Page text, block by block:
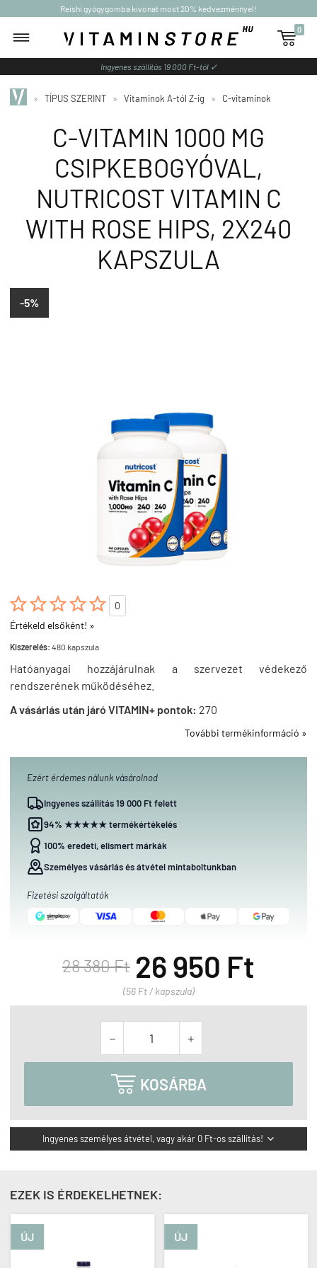
Reishi gyógygomba kivonat most 20% kedvezménnyel!

0
Ingyenes szállítás 19 000 Ft-tól ✓
» TÍPUS SZERINT » Vitaminok A-tól Z-ig » C-vitaminok
C-VITAMIN 1000 MG
CSIPKEBOGYÓVAL,
NUTRICOST VITAMIN C
WITH ROSE HIPS, 2X240
KAPSZULA
-5%

0
Értékeld elsőként! »
Kiszerelés: 480 kapszula
Hatóanyagai hozzájárulnak a szervezet védekező
rendszerének működéséhez.
A vásárlás után járó VITAMIN+ pontok: 270
További termékinformáció »
Ezért érdemes nálunk vásárolnod
Ingyenes szállítás 19 000 Ft felett
94% ★★★★★ termékértékelés
100% eredeti, elismert márkák
Személyes vásárlás és átvétel mintaboltunkban
Fizetési szolgáltatók
28 380 Ft 26 950 Ft
(56 Ft / kapszula)
 
 KOSÁRBA
Ingyenes személyes átvétel, vagy akár 0 Ft-os szállítás! 
EZEK IS ÉRDEKELHETNEK:
ÚJ ÚJ